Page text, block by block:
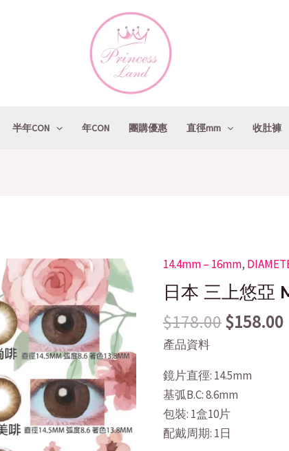
半年CON 年CON 團購優惠 直徑mm 收肚褲
14.4mm – 16mm,
日本 三上悠
$178.00
Original
price
was:
$178.00.
$158.00
產品資料
鏡片直徑: 14.5mm
基弧B.C: 8.6mm
包裝: 1盒10片
配戴周期: 1日
日
本
三
上
悠
Majette
10
片
14.5mm